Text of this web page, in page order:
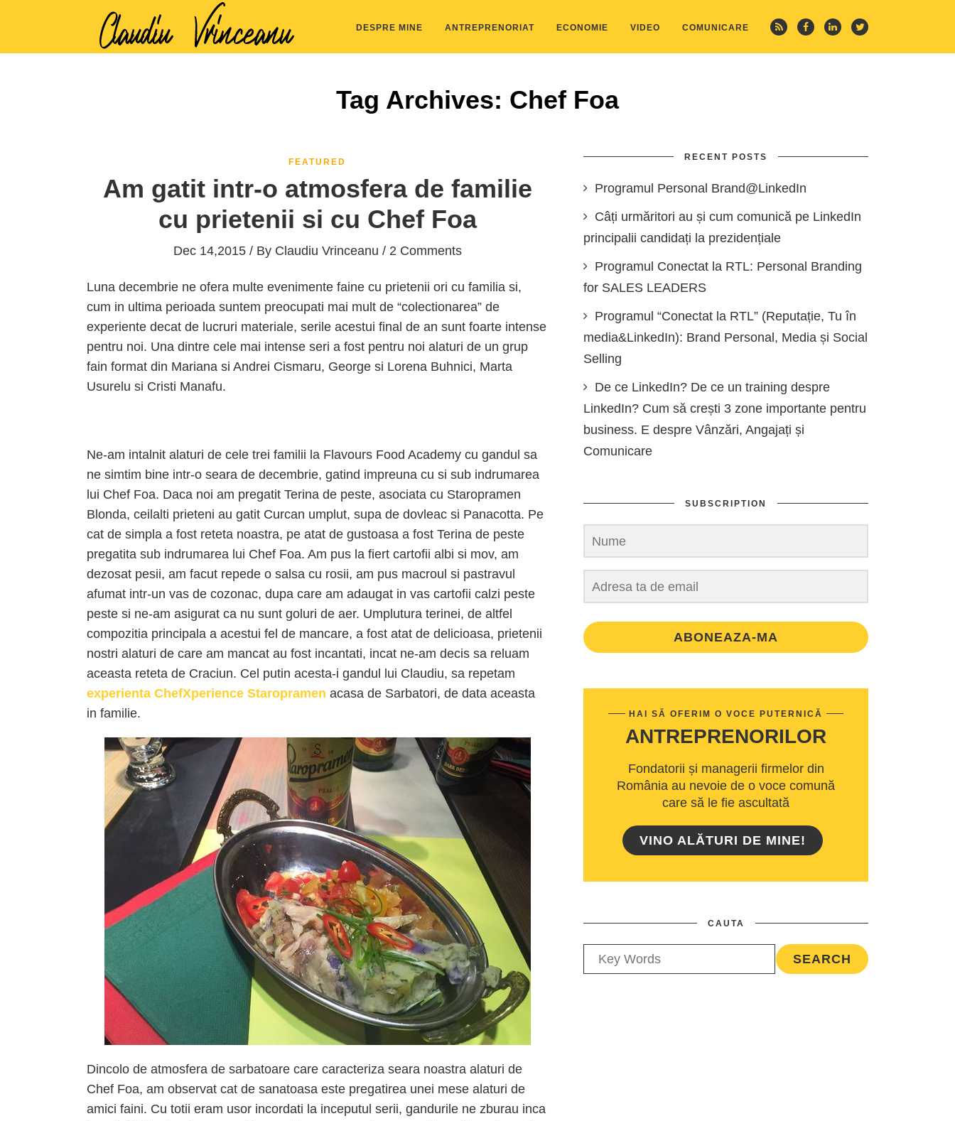
DESPRE MINE ANTREPRENORIAT ECONOMIE VIDEO COMUNICARE
Tag Archives: Chef Foa
FEATURED
Am gatit intr-o atmosfera de familie
cu prietenii si cu Chef Foa
Dec 14,2015 / By Claudiu Vrinceanu / 2 Comments
Luna decembrie ne ofera multe evenimente faine cu prietenii ori cu familia si,
cum in ultima perioada suntem preocupati mai mult de “colectionarea” de
experiente decat de lucruri materiale, serile acestui final de an sunt foarte intense
pentru noi. Una dintre cele mai intense seri a fost pentru noi alaturi de un grup
fain format din Mariana si Andrei Cismaru, George si Lorena Buhnici, Marta
Usurelu si Cristi Manafu.
Ne-am intalnit alaturi de cele trei familii la Flavours Food Academy cu gandul sa
ne simtim bine intr-o seara de decembrie, gatind impreuna cu si sub indrumarea
lui Chef Foa. Daca noi am pregatit Terina de peste, asociata cu Staropramen
Blonda, ceilalti prieteni au gatit Curcan umplut, supa de dovleac si Panacotta. Pe
cat de simpla a fost reteta noastra, pe atat de gustoasa a fost Terina de peste
pregatita sub indrumarea lui Chef Foa. Am pus la fiert cartofii albi si mov, am
dezosat pesii, am facut repede o salsa cu rosii, am pus macroul si pastravul
afumat intr-un vas de cozonac, dupa care am adaugat in vas cartofii calzi peste
peste si ne-am asigurat ca nu sunt goluri de aer. Umplutura terinei, de altfel
compozitia principala a acestui fel de mancare, a fost atat de delicioasa, prietenii
nostri alaturi de care am mancat au fost incantati, incat ne-am decis sa reluam
aceasta reteta de Craciun. Cel putin acesta-i gandul lui Claudiu, sa repetam
experienta ChefXperience Staropramen acasa de Sarbatori, de data aceasta
in familie.
Dincolo de atmosfera de sarbatoare care caracteriza seara noastra alaturi de
Chef Foa, am observat cat de sanatoasa este pregatirea unei mese alaturi de
amici faini. Cu totii eram usor incordati la inceputul serii, gandurile ne zburau inca
RECENT POSTS
Programul Personal Brand@LinkedIn
Câți urmăritori au și cum comunică pe LinkedIn
principalii candidați la prezidențiale
Programul Conectat la RTL: Personal Branding
for SALES LEADERS
Programul “Conectat la RTL” (Reputație, Tu în
media&LinkedIn): Brand Personal, Media și Social
Selling
De ce LinkedIn? De ce un training despre
LinkedIn? Cum să crești 3 zone importante pentru
business. E despre Vânzări, Angajați și
Comunicare
SUBSCRIPTION
ABONEAZA-MA
HAI SĂ OFERIM O VOCE PUTERNICĂ
ANTREPRENORILOR
Fondatorii și managerii firmelor din
România au nevoie de o voce comună
care să le fie ascultată
VINO ALĂTURI DE MINE!
CAUTA